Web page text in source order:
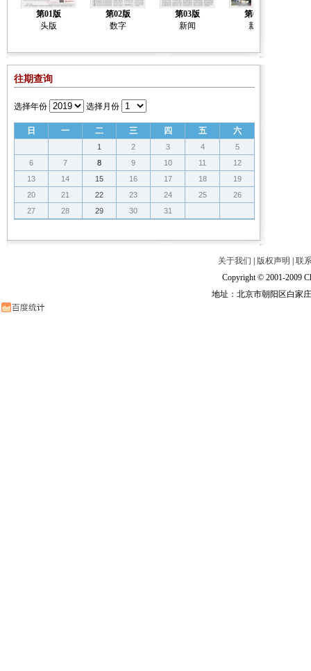
第01版
头版
第02版
数字
第03版
新闻
第04版
新闻
往期查询
选择年份 选择月份
日 一 二 三 四 五 六
1 2 3 4
5
6
7 8 9 10 11
12
13
14 15 16 17 18
19
20
21 22 23 24 25
26
27
28 29 30 31
关于我们 版权声明
联
Copyright © 2001-2009
地址：北京市朝阳区白家